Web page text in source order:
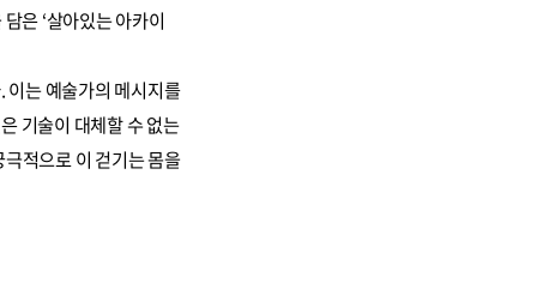
은 ‘살아있는 아카이
이는 예술가의 메시지를
기술이 대체할 수 없는
적으로 이 걷기는 몸을